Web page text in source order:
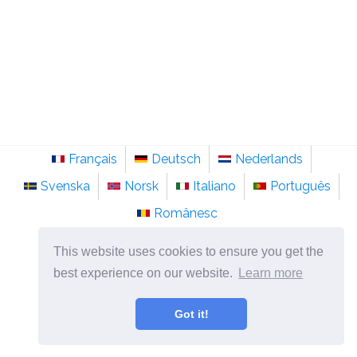
This website uses cookies to ensure you get the
best experience on our website.
Learn more
Got it!
Français Deutsch
Nederlands
Svenska
Norsk Italiano
Português
Românesc
©2026pt.sainte-anastasie.org
Psicologia, filosofia e pensamento sobre a vida.